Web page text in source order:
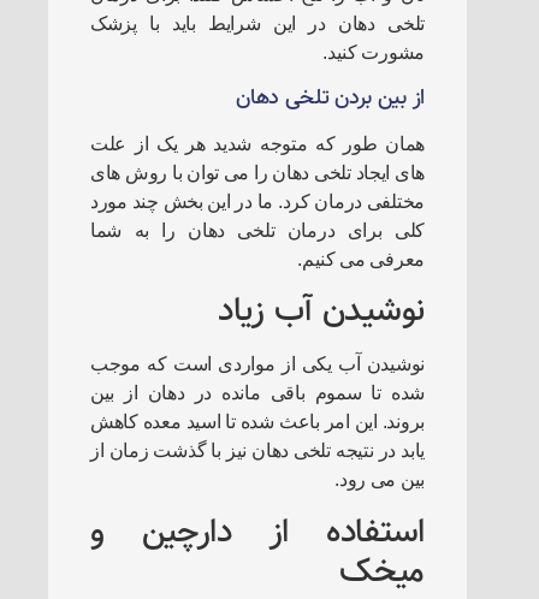
تلخی دهان در این شرایط باید با پزشک
مشورت کنید.
از بین بردن تلخی دهان
همان طور که متوجه شدید هر یک از علت
های ایجاد تلخی دهان را می توان با روش های
مختلفی درمان کرد. ما در این بخش چند مورد
کلی برای درمان تلخی دهان را به شما
معرفی می کنیم.
نوشیدن آب زیاد
نوشیدن آب یکی از مواردی است که موجب
شده تا سموم باقی مانده در دهان از بین
بروند. این امر باعث شده تا اسید معده کاهش
یابد در نتیجه تلخی دهان نیز با گذشت زمان از
بین می رود.
استفاده از دارچین و
میخک